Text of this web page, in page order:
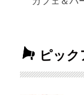
ピッ